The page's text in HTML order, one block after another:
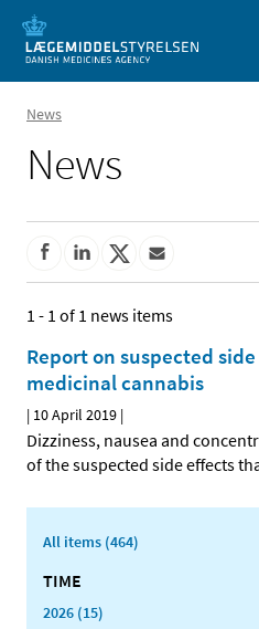
News
News
1 - 1 of 1 news items
Report on suspected
medicinal cannabis
| 10 April 2019 |
Dizziness, nausea and
of the suspected side effects
All items (464)
TIME
2026 (15)